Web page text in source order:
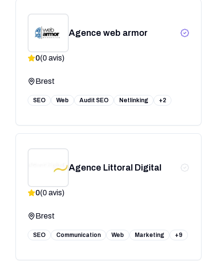
Agence web armor
0(0avis)
Brest
SEO Web Audit SEO Netlinking +2
Agence Littoral Digital
0(0avis)
Brest
SEO Communication Web Marketing +9